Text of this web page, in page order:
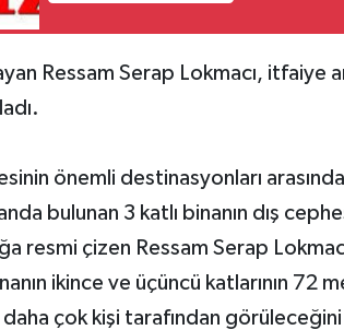
Ressam Serap Lokmacı, itfaiye
önemli destinasyonları
bulunan 3 katlı binanın dış
resmi çizen Ressam Serap
ikince ve üçüncü katlarının 72
çok kişi tarafından